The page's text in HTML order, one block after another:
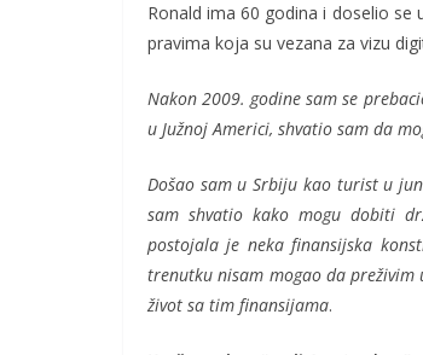
Ronald ima 60 godina i doselio
pravima koja su vezana za vizu
Nakon 2009. godine sam se
u Južnoj Americi, shvatio sam da
Došao sam u Srbiju kao turist u
sam shvatio kako mogu dobiti
postojala je neka finansijska
trenutku nisam mogao da
život sa tim finansijama.